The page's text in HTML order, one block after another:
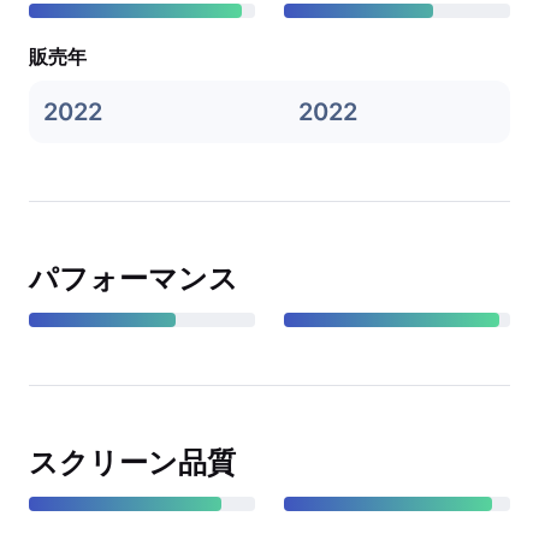
販売年
2022 2022
パフォーマンス
スクリーン品質